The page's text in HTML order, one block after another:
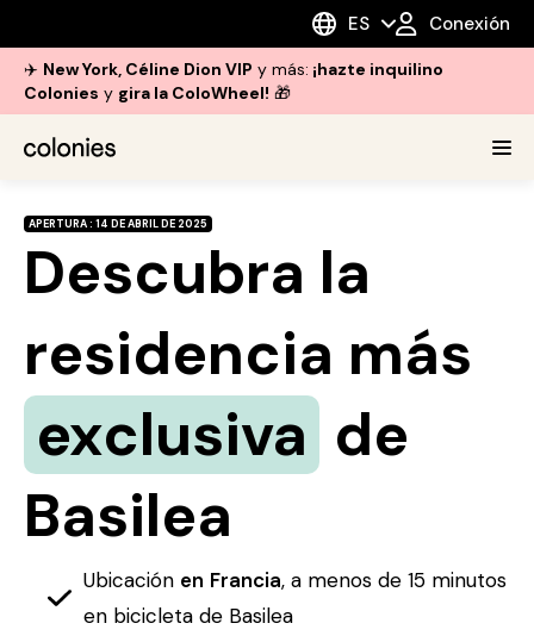
ES Conexión
✈️ New York, Céline Dion VIP y más: ¡hazte inquilino
Colonies y gira la ColoWheel! 🎁
APERTURA : 14 DE ABRIL DE 2025
Descubra la
residencia más
exclusiva de
Basilea
Ubicación en Francia, a menos de 15 minutos
en bicicleta de Basilea